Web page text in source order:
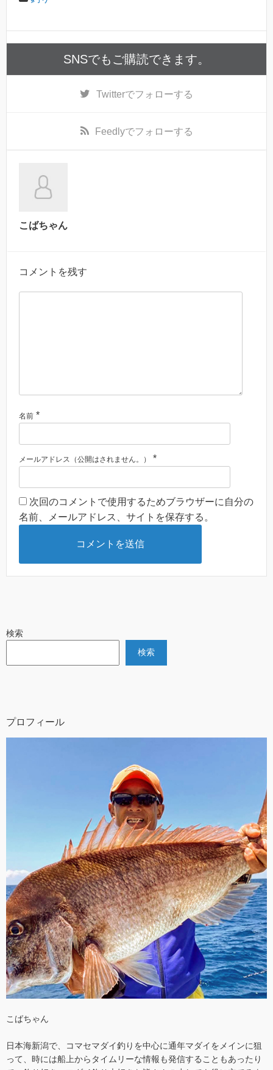
SNSでもご購読できます。
Twitterでフォローする
Feedlyでフォローする
こばちゃん
コメントを残す
名前 *
メールアドレス（公開はされません。） *
次回のコメントで使用するためブラウザーに自分の
名前、メールアドレス、サイトを保存する。
検索
検索
プロフィール
こばちゃん
日本海新潟で、コマセマダイ釣りを中心に通年マダイをメインに狙
って、時には船上からタイムリーな情報も発信することもあったり